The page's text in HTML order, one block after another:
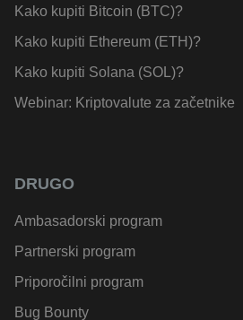
Kako kupiti Bitcoin (BTC)?
Kako kupiti Ethereum (ETH)?
Kako kupiti Solana (SOL)?
Webinar: Kriptovalute za začetnike
DRUGO
Ambasadorski program
Partnerski program
Priporočilni program
Bug Bounty